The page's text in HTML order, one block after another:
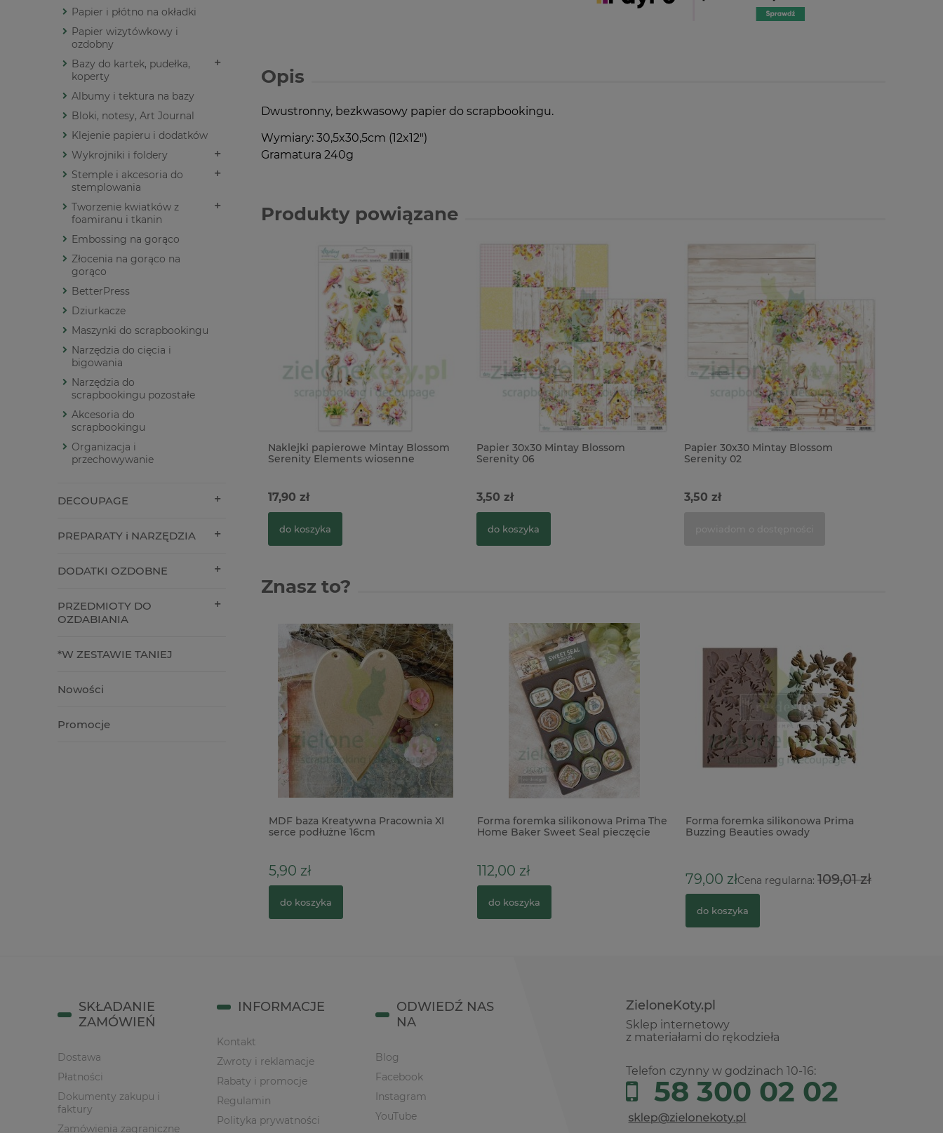
Papier i płótno na okładki
Papier wizytówkowy i
ozdobny
Bazy do kartek, pudełka,
koperty
Albumy i tektura na bazy
Bloki, notesy, Art Journal
Klejenie papieru i dodatków
Wykrojniki i foldery
Stemple i akcesoria do
stemplowania
Tworzenie kwiatków z
foamiranu i tkanin
Embossing na gorąco
Złocenia na gorąco na
gorąco
BetterPress
Dziurkacze
Maszynki do scrapbookingu
Narzędzia do cięcia i
bigowania
Narzędzia do
scrapbookingu pozostałe
Akcesoria do
scrapbookingu
Organizacja i
przechowywanie
DECOUPAGE
PREPARATY i NARZĘDZIA
DODATKI OZDOBNE
PRZEDMIOTY DO
OZDABIANIA
*W ZESTAWIE TANIEJ
Nowości
Promocje
Opis
Dwustronny, bezkwasowy papier do scrapbookingu.
Wymiary: 30,5x30,5cm (12x12")
Gramatura 240g
Produkty powiązane
Naklejki papierowe Mintay Blossom
Serenity Elements wiosenne
17,90 zł
do koszyka
Papier 30x30 Mintay Blossom
Serenity 06
3,50 zł
do koszyka
Papier 30x30 Mintay Blossom
Serenity 02
3,50 zł
Znasz to?
MDF baza Kreatywna Pracownia XI
serce podłużne 16cm
5,90 zł
do koszyka
Forma foremka silikonowa Prima The
Home Baker Sweet Seal pieczęcie
112,00 zł
do koszyka
Forma foremka silikonowa Prima
Buzzing Beauties owady
79,00 złCena regularna:109,01 zł
do koszyka
ZieloneKoty.pl
Sklep internetowy
z materiałami do rękodzieła
Telefon czynny w godzinach 10-16:
58 300 02 02
SKŁADANIE
ZAMÓWIEŃ
Dostawa
Płatności
Dokumenty zakupu i
faktury
Zamówienia zagraniczne
INFORMACJE
Kontakt
Zwroty i reklamacje
Rabaty i promocje
Regulamin
Polityka prywatności
ODWIEDŹ NAS
NA
Blog
Facebook
Instagram
YouTube